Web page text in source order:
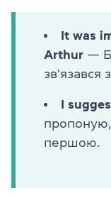
It was
Arthur —
зв'язався
I
першою.